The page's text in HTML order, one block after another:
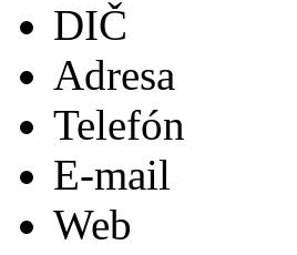
DIČ
Adresa
Telefón
E-mail
Web